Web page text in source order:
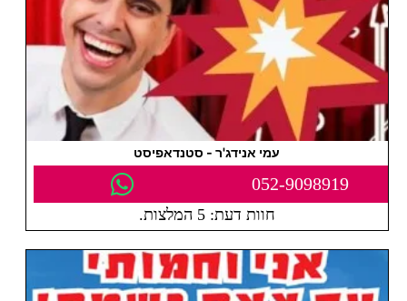
עמי אנידג'ר - סטנדאפיסט
052-9098919
חוות דעת: 5 המלצות.